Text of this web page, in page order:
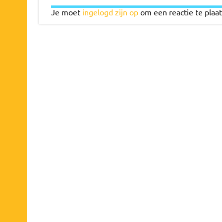
Je moet ingelogd zijn opom een reactie te